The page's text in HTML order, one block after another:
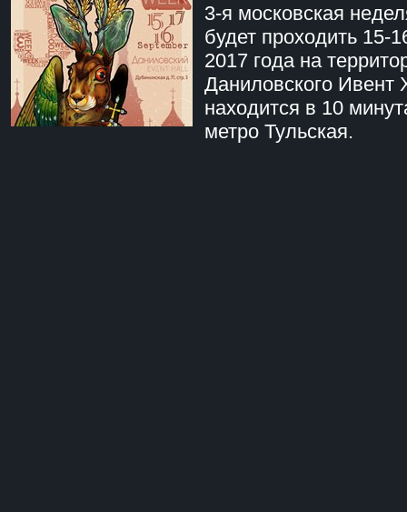
3-я московская
будет проходить 15-
2017 года на
Даниловского Ивент
находится в 10
метро Тульская.